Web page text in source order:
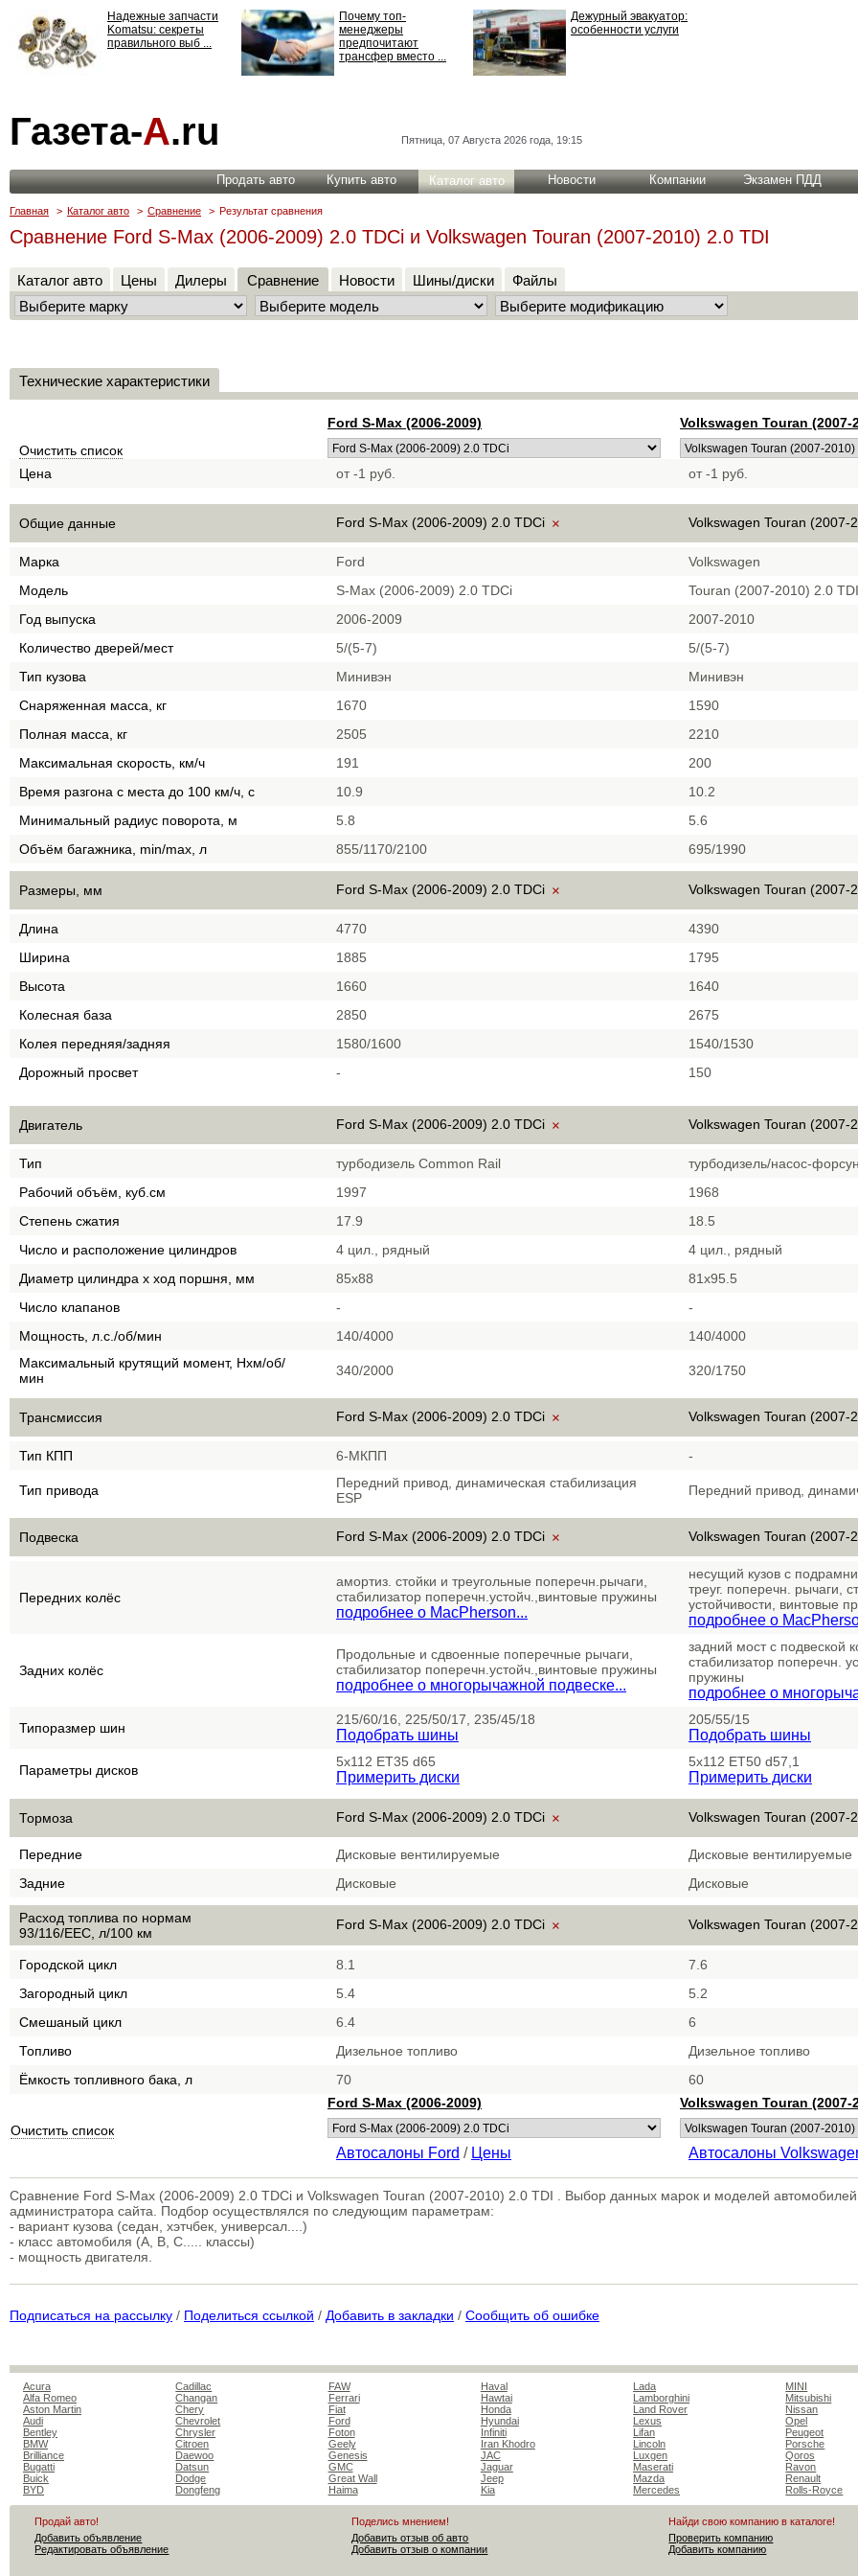
Надежные запчасти
Komatsu: секреты
правильного выб ...
Почему топ-
менеджеры
предпочитают
трансфер вместо ...
Дежурный эвакуатор:
особенности услуги
ответственности: все,
что нужно знать ...
Газета-А.ru Пятница, 07 Августа 2026 года, 19:15
Продать авто Купить авто Каталог авто Новости Компании Экзамен ПДД
Главная > Каталог авто > Сравнение > Результат сравнения
Сравнение Ford S-Max (2006-2009) 2.0 TDCi и Volkswagen Touran (2007-2010) 2.0 TDI
Каталог авто Цены Дилеры Сравнение Новости Шины/диски Файлы
Технические характеристики
Очистить список
Ford S-Max (2006-2009) Volkswagen Touran (2007-
Цена от -1 руб. от -1 руб.
Общие данные Ford S-Max (2006-2009) 2.0 TDCi × Volkswagen Touran (2007-
Марка Ford
Volkswagen
Модель
S-Max (2006-2009) 2.0 TDCi
Touran (2007-2010) 2.0 TDI
Год выпуска
2006-2009
2007-2010
Количество дверей/мест
5/(5-7)
5/(5-7)
Тип кузова
Минивэн
Минивэн
Снаряженная масса, кг
1670
1590
Полная масса, кг
2505
2210
Максимальная скорость, км/ч
191
200
Время разгона с места до 100 км/ч, с
10.9
10.2
Минимальный радиус поворота, м
5.8
5.6
Объём багажника, min/max, л
855/1170/2100 695/1990
Размеры, мм Ford S-Max (2006-2009) 2.0 TDCi × Volkswagen Touran (2007-
Длина 4770
4390
Ширина
1885
1795
Высота
1660
1640
Колесная база
2850
2675
Колея передняя/задняя
1580/1600
1540/1530
Дорожный просвет
- 150
Двигатель Ford S-Max (2006-2009) 2.0 TDCi × Volkswagen Touran (2007-
Тип турбодизель Common Rail
турбодизель/насос-
Рабочий объём, куб.см
1997
1968
Степень сжатия
17.9
18.5
Число и расположение цилиндров
4 цил., рядный
4 цил., рядный
Диаметр цилиндра х ход поршня, мм
85х88
81х95.5
Число клапанов
-
-
Мощность, л.с./об/мин
140/4000
140/4000
Максимальный крутящий момент, Нхм/об/
мин
340/2000 320/1750
Трансмиссия Ford S-Max (2006-2009) 2.0 TDCi × Volkswagen Touran (2007-
Тип КПП 6-МКПП -
Тип привода
Передний привод, динамическая стабилизация
ESP
Передний привод,
Подвеска Ford S-Max (2006-2009) 2.0 TDCi × Volkswagen Touran (2007-
Передних колёс
амортиз. стойки и треугольные поперечн.рычаги,
стабилизатор поперечн.устойч.,винтовые пружины
подробнее о MacPherson...
несущий кузов с
треуг. поперечн. рычаги,
устойчивости, винтовые
подробнее о
Задних колёс
Продольные и сдвоенные поперечные рычаги,
стабилизатор поперечн.устойч.,винтовые пружины
подробнее о многорычажной подвеске...
задний мост с подвеской
стабилизатор поперечн.
пружины
подробнее о
Типоразмер шин
215/60/16, 225/50/17, 235/45/18
Подобрать шины
205/55/15
Подобрать шины
Параметры дисков
5x112 ET35 d65
Примерить диски
5x112 ET50 d57,1
Примерить диски
Тормоза Ford S-Max (2006-2009) 2.0 TDCi × Volkswagen Touran (2007-
Передние Дисковые вентилируемые
Дисковые вентилируемые
Задние
Дисковые Дисковые
Расход топлива по нормам
93/116/EEC, л/100 км
Ford S-Max (2006-2009) 2.0 TDCi × Volkswagen Touran (2007-
Городской цикл 8.1
7.6
Загородный цикл
5.4
5.2
Смешаный цикл
6.4
6
Топливо
Дизельное топливо
Дизельное топливо
Ёмкость топливного бака, л
70 60
Очистить список
Ford S-Max (2006-2009) Volkswagen Touran (2007-
Автосалоны Ford / Цены Автосалоны
Сравнение Ford S-Max (2006-2009) 2.0 TDCi и Volkswagen Touran (2007-2010) 2.0 TDI . Выбор данных марок и моделей автомобилей
администратора сайта. Подбор осуществлялся по следующим параметрам:
- вариант кузова (седан, хэтчбек, универсал....)
- класс автомобиля (A, B, C..... классы)
- мощность двигателя.
Подписаться на рассылку / Поделиться ссылкой / Добавить в закладки / Сообщить об ошибке
Acura
Alfa Romeo
Aston Martin
Audi
Bentley
BMW
Brilliance
Bugatti
Buick
BYD
Cadillac
Changan
Chery
Chevrolet
Chrysler
Citroen
Daewoo
Datsun
Dodge
Dongfeng
FAW
Ferrari
Fiat
Ford
Foton
Geely
Genesis
GMC
Great Wall
Haima
Haval
Hawtai
Honda
Hyundai
Infiniti
Iran Khodro
JAC
Jaguar
Jeep
Kia
Lada
Lamborghini
Land Rover
Lexus
Lifan
Lincoln
Luxgen
Maserati
Mazda
Mercedes
MINI
Mitsubishi
Nissan
Opel
Peugeot
Porsche
Qoros
Ravon
Renault
Rolls-Royce
Продай авто!
Добавить объявление
Редактировать объявление
Поделись мнением!
Добавить отзыв об авто
Добавить отзыв о компании
Найди свою компанию в каталоге!
Проверить компанию
Добавить компанию